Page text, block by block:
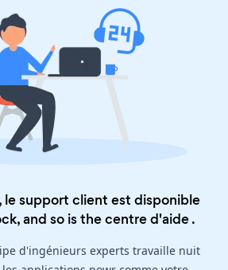
support client est disponible
and so is thecentre d'aide.
d'ingénieurs experts travaille nuit